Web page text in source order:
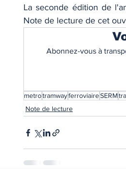
La seconde édition de
Note de lecture de cet
Abonnez-vous à
metrotramwayferroviaireSERM
Note de lecture